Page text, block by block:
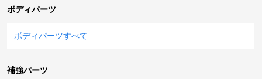
ボディパーツ
ボディパーツすべて
補強パーツ